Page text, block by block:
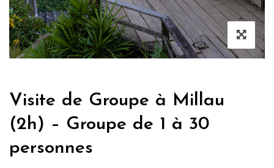
Visite de Groupe à Millau
(2h) – Groupe de 1 à 30
personnes